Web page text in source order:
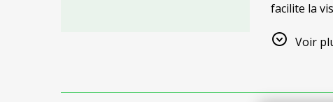
facilite la
Voir